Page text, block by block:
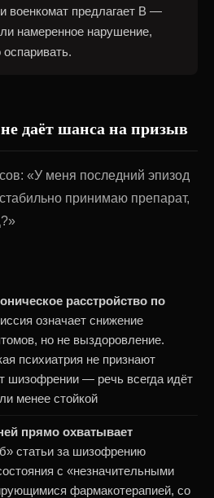
военкомат предлагает В —
намеренное нарушение,
даёт шанса на призыв
«У меня последний эпизод
принимаю препарат,
расстройство по
означает снижение
но не выздоровление.
психиатрия не признают
шизофрении — речь всегда идёт
менее стойкой
прямо охватывает
статьи за шизофрению
с «незначительными
фармакотерапией, со